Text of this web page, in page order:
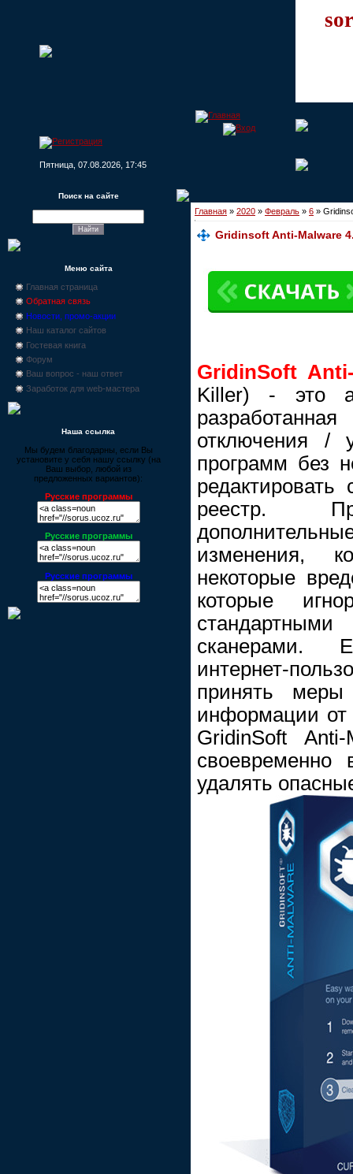
Пятница, 07.08.2026, 17:45
Поиск на сайте
Меню сайта
Главная страница
Обратная связь
Новости, промо-акции
Наш каталог сайтов
Гостевая книга
Форум
Ваш вопрос - наш ответ
Заработок для web-мастера
Наша ссылка
Мы будем благодарны, если Вы
установите у себя нашу ссылку (на
Ваш выбор, любой из
предложенных вариантов):
Русские программы
Русские программы
Русские программы
Главная » 2020 » Февраль » 6 »
Gridinsoft Anti-Malware
GridinSoft
Killer) - это
отключения /
программ без
реестр.
изменения,
некоторые
которые
сканерами.
интернет-
принять
информации от
GridinSoft
своевременно
удалять